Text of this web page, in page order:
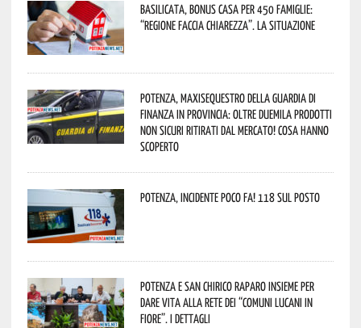
Basilicata, Bonus casa per 450 famiglie:
“Regione faccia chiarezza”. La situazione
Potenza, maxisequestro della Guardia di
Finanza in provincia: oltre duemila prodotti
non sicuri ritirati dal mercato! Cosa hanno
scoperto
Potenza, incidente poco fa! 118 sul posto
Potenza e San Chirico Raparo insieme per
dare vita alla rete dei “Comuni Lucani in
Fiore”. I dettagli